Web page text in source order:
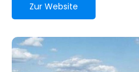
Zur Website